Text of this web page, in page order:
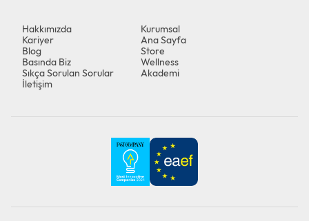
Hakkımızda
Kurumsal
Kariyer
Ana Sayfa
Blog
Store
Basında Biz
Wellness
Sıkça Sorulan Sorular
Akademi
İletişim